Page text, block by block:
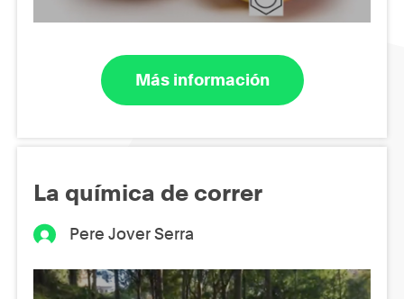
Más información
La química de correr
Pere Jover Serra